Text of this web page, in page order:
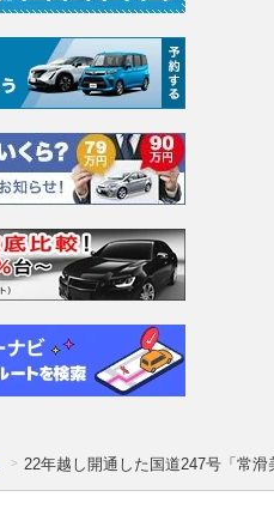
22年越し開通した国道247号「常